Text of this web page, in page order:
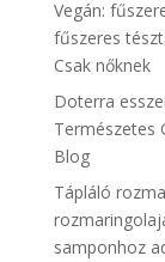
Vegán:
fűszeres
Csak nőknek
Doterra
Természetes
Blog
Tápláló
samponhoz